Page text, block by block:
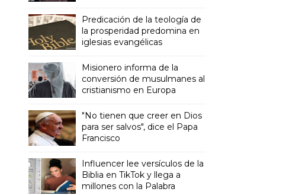
Predicación de la teología de
la prosperidad predomina en
iglesias evangélicas
Misionero informa de la
conversión de musulmanes al
cristianismo en Europa
"No tienen que creer en Dios
para ser salvos", dice el Papa
Francisco
Influencer lee versículos de la
Biblia en TikTok y llega a
millones con la Palabra